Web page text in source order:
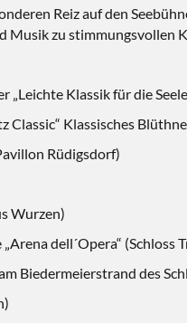
Reiz auf den
Musik zu stimmungsvollen
Klassik für die
Classic“ Klassisches
Rüdigsdorf)
Wurzen)
dell´Opera“ (Schloss
Biedermeierstrand des